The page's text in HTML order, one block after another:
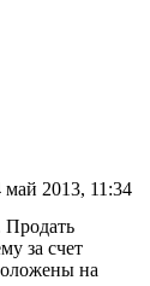
май 2013, 11:34
Продать
за счет
на